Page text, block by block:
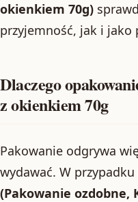
okienkiem 70g)
przyjemność, jak i jako
Dlaczego
z okienkiem 70g
Pakowanie odgrywa
wydawać. W przypadku
(Pakowanie ozdobne,